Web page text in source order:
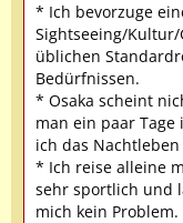
* Ich bevorzuge
Sightseeing/
üblichen
Bedürfnissen.
* Osaka scheint
man ein paar
ich das
* Ich reise alleine
sehr sportlich und
mich kein Problem.